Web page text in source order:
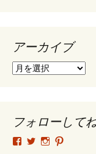
アーカイブ
ア
ブ
フォローして
tsutomu.hattori.33
SottakuninMoai